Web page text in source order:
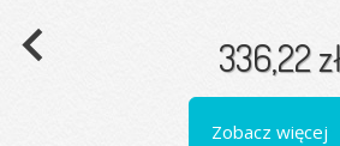
336,22
Zobacz więcej
navigate_before